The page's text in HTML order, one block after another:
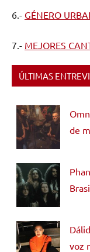
6.- GÉNERO
7.- MEJORES
ÚLTIMAS
de
voz